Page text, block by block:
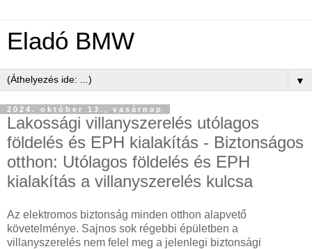
Eladó BMW
▼
2024. október 13., vasárnap
Lakossági villanyszerelés utólagos
földelés és EPH kialakítás - Biztonságos
otthon: Utólagos földelés és EPH
kialakítás a villanyszerelés kulcsa
Az elektromos biztonság minden otthon alapvető
követelménye. Sajnos sok régebbi épületben a
villanyszerelés nem felel meg a jelenlegi biztonsági